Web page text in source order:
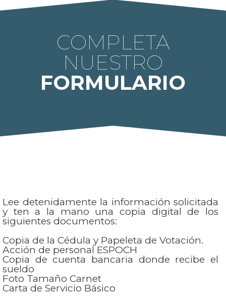
COMPLETA
NUESTRO
FORMULARIO
Lee detenidamente la información solicitada
y ten a la mano una copia digital de los
siguientes documentos:
Copia de la Cédula y Papeleta de Votación.
Acción de personal ESPOCH
Copia de cuenta bancaria donde recibe el
sueldo
Foto Tamaño Carnet
Carta de Servicio Básico